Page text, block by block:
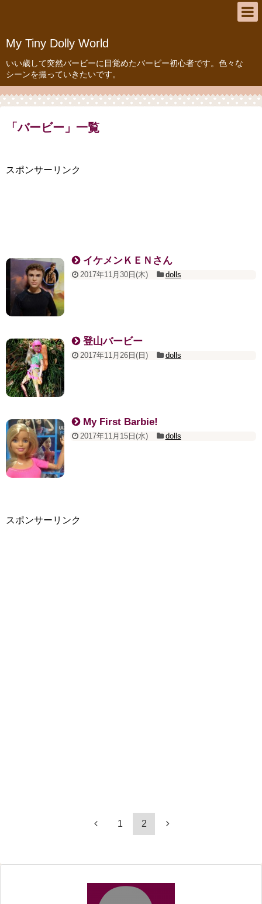
My Tiny Dolly World
いい歳して突然バービーに目覚めたバービー初心者です。色々な
シーンを撮っていきたいです。
「バービー 」 一覧
スポンサーリンク
イケメンＫＥＮさん
2017年11月30日(木) dolls
登山バービー
2017年11月26日(日) dolls
My First Barbie!
2017年11月15日(水) dolls
スポンサーリンク
1 2